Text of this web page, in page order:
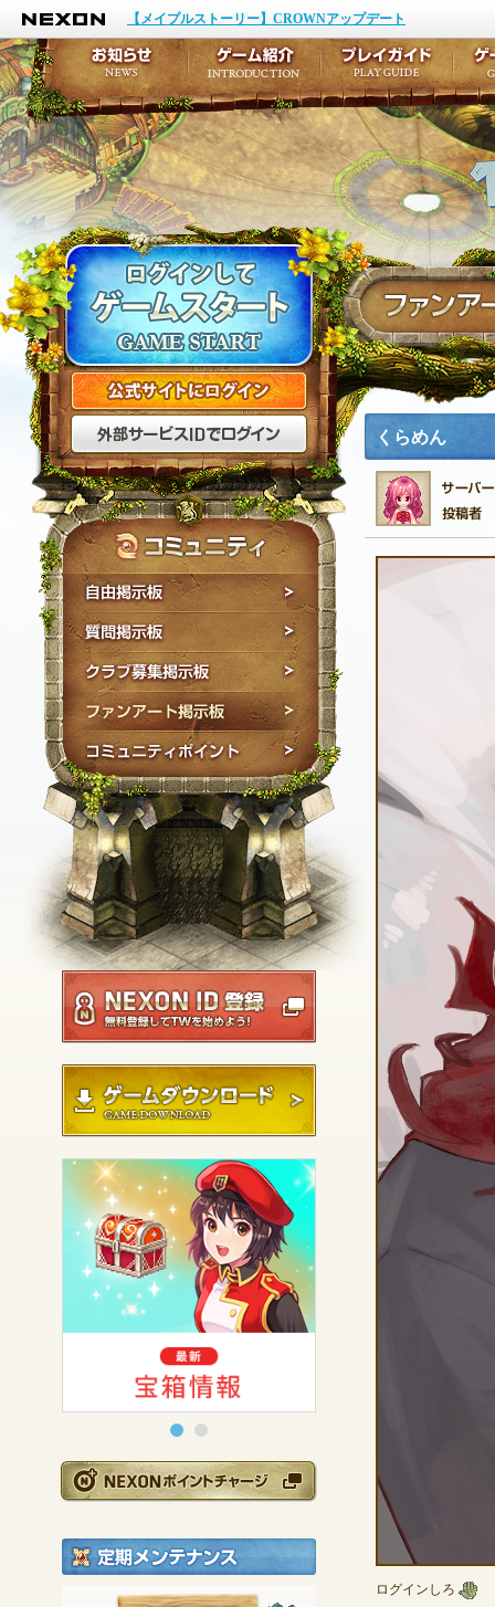
NEXON
【メイプルストーリー】CROWNアップデート
公式サイトにログイン
外部サービスIDでログ
NEXON ID登録
ゲームダウンロード
NEXONポイントチ
定期メンテナンス
毎週水曜日 10:30
くらめん
ログインしろ
お知らせ
イベント
アップデート
メンテナンス
ゲーム紹介
キャラクター作成
テイルズ初級者講座
ここだけは知ってお